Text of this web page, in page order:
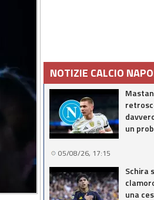
NOTIZIE CALCIO
un
05/08/26, 17:15
Schira
una